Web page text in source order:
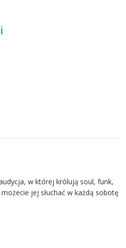
w której królują soul, funk,
jej słuchać w każdą sobotę